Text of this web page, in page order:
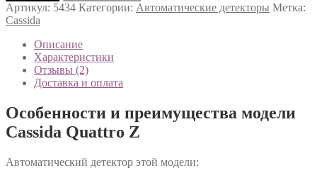
Артикул: 5434 Категории: Автоматические детекторы Метка:
Cassida
Описание
Характеристики
Отзывы (2)
Доставка и оплата
Особенности и преимущества модели
Cassida Quattro Z
Автоматический детектор этой модели: